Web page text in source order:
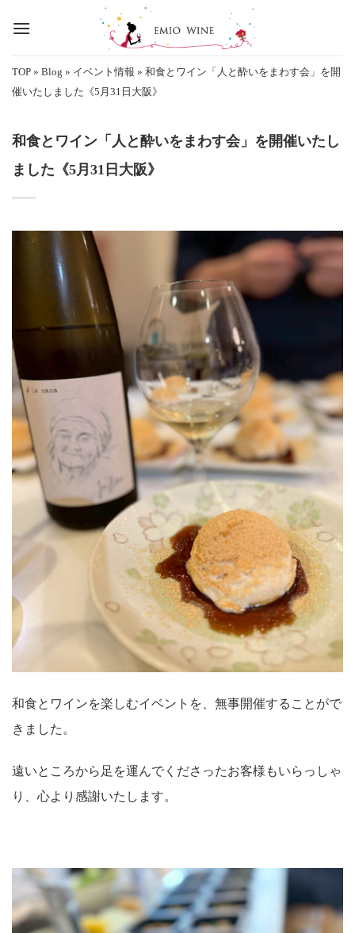
TOP » Blog » イベント情報 » 和食とワイン「人と酔いをまわす会」を開
催いたしました《5月31日大阪》
和食とワイン「人と酔いをまわす会」を開催いたし
ました《5月31日大阪》
和食とワインを楽しむイベントを、無事開催することがで
きました。
遠いところから足を運んでくださったお客様もいらっしゃ
り、心より感謝いたします。